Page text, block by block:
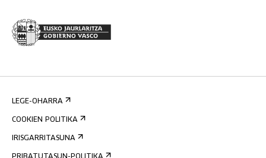
LEGE-OHARRA
COOKIEN POLITIKA
IRISGARRITASUNA